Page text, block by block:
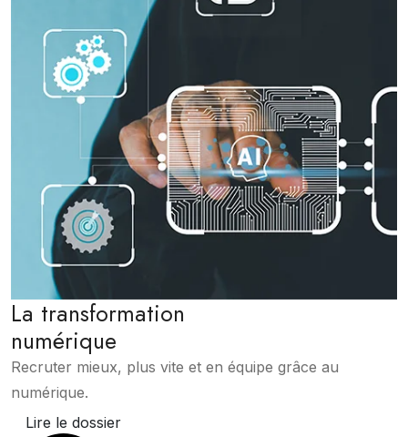
La transformation
numérique
Recruter mieux, plus vite et en équipe grâce au
numérique.
Lire le dossier